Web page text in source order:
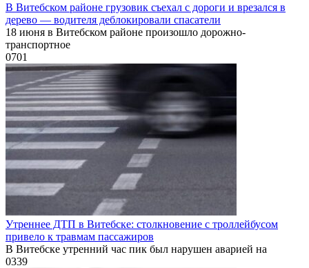
В Витебском районе грузовик съехал с дороги и врезался в
дерево — водителя деблокировали спасатели
18 июня в Витебском районе произошло дорожно-
транспортное
0701
Утреннее ДТП в Витебске: столкновение с троллейбусом
привело к травмам пассажиров
В Витебске утренний час пик был нарушен аварией на
0339